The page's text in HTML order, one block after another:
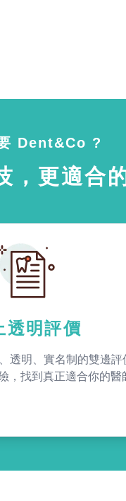
Dent&Co ?
，更適合
透明評價
透明、實名制的雙邊評
，找到真正適合你的醫